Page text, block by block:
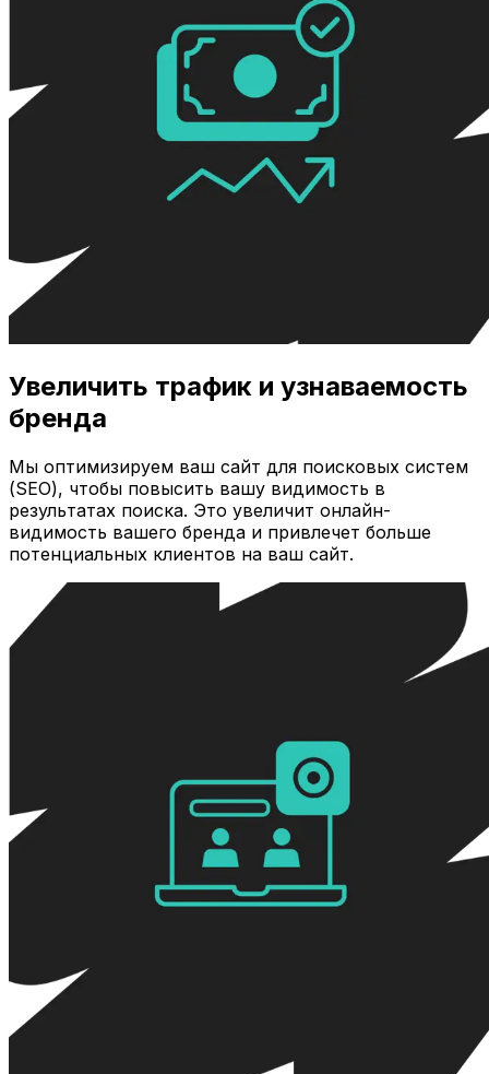
Увеличить трафик и узнаваемость
бренда
Мы оптимизируем ваш сайт для поисковых систем
(SEO), чтобы повысить вашу видимость в
результатах поиска. Это увеличит онлайн-
видимость вашего бренда и привлечет больше
потенциальных клиентов на ваш сайт.